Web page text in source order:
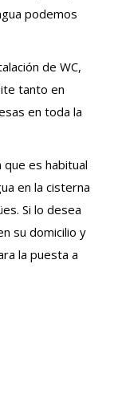
podemos
de WC,
tanto en
en toda la
es habitual
en la cisterna
Si lo desea
su domicilio y
la puesta a